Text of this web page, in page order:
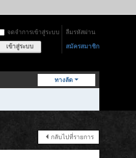
จดจำการเข้าสู่ระบบ
ลืมรหัสผ่าน
เข้าสู่ระบบ สมัครสมาชิก
ทางลัด
กลับไปที่รายการ